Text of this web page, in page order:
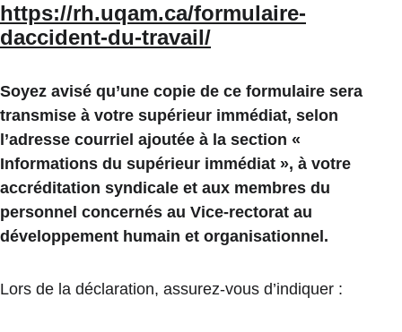
https://rh.uqam.ca/formulaire-
daccident-du-travail/
Soyez avisé qu’une copie de ce formulaire sera
transmise à votre supérieur immédiat, selon
l’adresse courriel ajoutée à la section «
Informations du supérieur immédiat », à votre
accréditation syndicale et aux membres du
personnel concernés au Vice-rectorat au
développement humain et organisationnel.
Lors de la déclaration, assurez-vous d’indiquer :